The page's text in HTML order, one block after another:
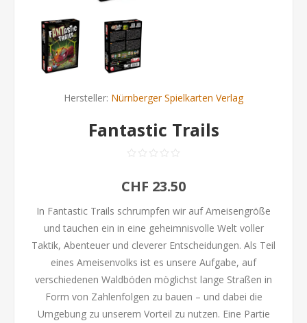
Hersteller: Nürnberger Spielkarten Verlag
Fantastic Trails
CHF 23.50
In Fantastic Trails schrumpfen wir auf Ameisengröße
und tauchen ein in eine geheimnisvolle Welt voller
Taktik, Abenteuer und cleverer Entscheidungen. Als Teil
eines Ameisenvolks ist es unsere Aufgabe, auf
verschiedenen Waldböden möglichst lange Straßen in
Form von Zahlenfolgen zu bauen – und dabei die
Umgebung zu unserem Vorteil zu nutzen. Eine Partie